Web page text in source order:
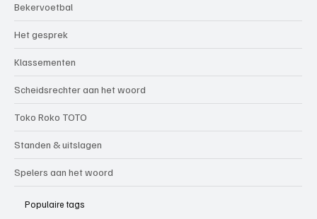
Bekervoetbal
Het gesprek
Klassementen
Scheidsrechter aan het woord
Toko Roko TOTO
Standen & uitslagen
Spelers aan het woord
Populaire tags